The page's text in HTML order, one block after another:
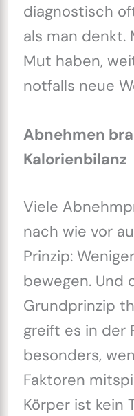
diagnostisch
als man denkt.
Mut haben,
notfalls neue
Abnehmen
Kalorienbilanz
Viele
nach wie vor
Prinzip:
bewegen. Und
Grundprinzip
greift es in der
besonders,
Faktoren
Körper ist kein